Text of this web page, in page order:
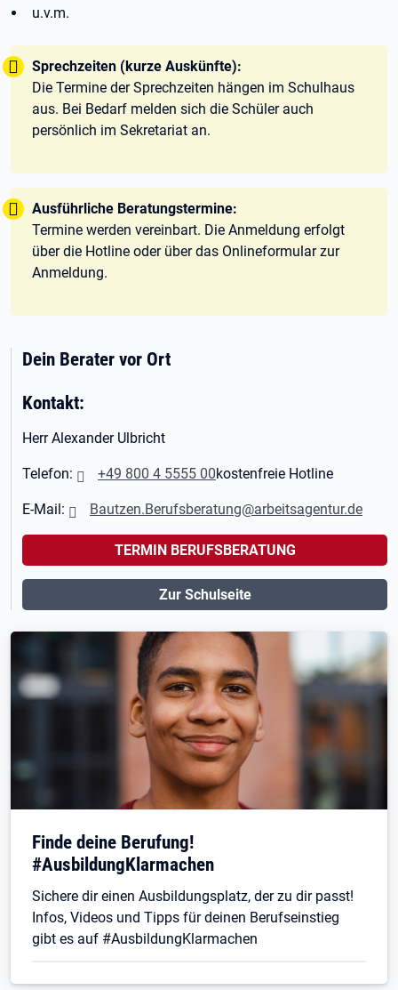
u.v.m.
Tipp:
Sprechzeiten (kurze Auskünfte):
Die Termine der Sprechzeiten hängen im Schulhaus
aus. Bei Bedarf melden sich die Schüler auch
persönlich im Sekretariat an.
Tipp:
Ausführliche Beratungstermine:
Termine werden vereinbart. Die Anmeldung erfolgt
über die Hotline oder über das Onlineformular zur
Anmeldung.
Dein Berater vor Ort
Kontakt:
Herr Alexander Ulbricht
Telefon: +49 800 4 5555 00kostenfreie Hotline
E-Mail: Bautzen.Berufsberatung@arbeitsagentur.de
TERMIN BERUFSBERATUNG
Zur Schulseite
Finde deine Berufung!
#AusbildungKlarmachen
Sichere dir einen Ausbildungsplatz, der zu dir passt!
Infos, Videos und Tipps für deinen Berufseinstieg
gibt es auf #AusbildungKlarmachen